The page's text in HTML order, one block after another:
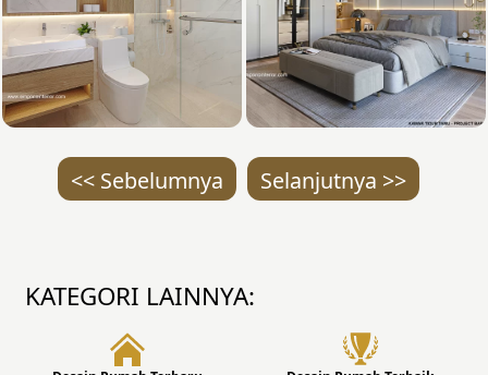
<< Sebelumnya Selanjutnya >>
KATEGORI LAINNYA: